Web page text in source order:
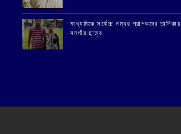
মাধ্যমিকে সর্বোচ্চ নম্বর প্রাপকদের তালিকায়
বনগাঁর ছাত্র